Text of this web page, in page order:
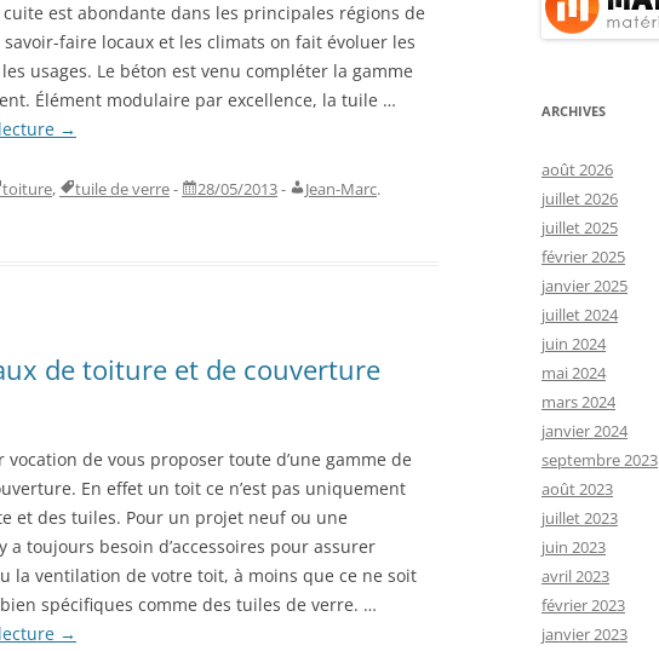
est abondante dans les principales régions de
savoir-faire locaux et les climats on fait évoluer les
usages. Le béton est venu compléter la gamme
Élément modulaire par excellence, la tuile …
→
toiture, tuile de verre- 28/05/2013- Jean-Marc.
de toiture et de couverture
vocation de vous proposer toute d’une gamme de
En effet un toit ce n’est pas uniquement
et des tuiles. Pour un projet neuf ou une
a toujours besoin d’accessoires pour assurer
la ventilation de votre toit, à moins que ce ne soit
spécifiques comme des tuiles de verre. …
→
ARCHIVES
août 2026
juillet 2026
juillet 2025
février 2025
janvier 2025
juillet 2024
juin 2024
mai 2024
mars 2024
janvier 2024
septembre 2023
août 2023
juillet 2023
juin 2023
avril 2023
février 2023
janvier 2023